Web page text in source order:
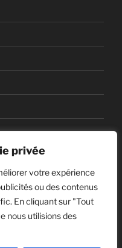
privée
votre expérience
ou des contenus
En cliquant sur "Tout
nous utilisions des